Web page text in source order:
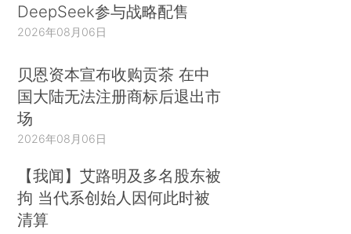
DeepSeek参与战略配售
2026年08月06日
贝恩资本宣布收购贡茶 在中
国大陆无法注册商标后退出市
场
2026年08月06日
【我闻】艾路明及多名股东被
拘 当代系创始人因何此时被
清算